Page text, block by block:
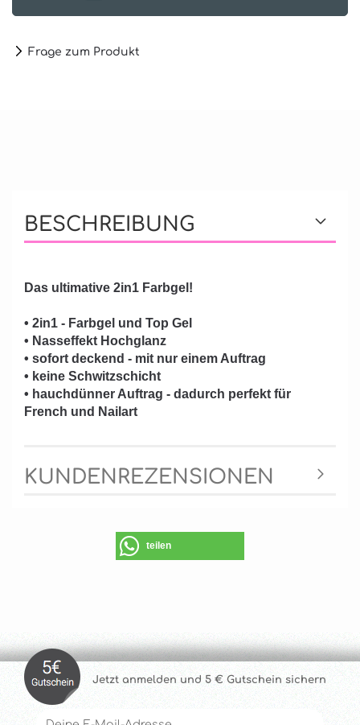
Frage zum Produkt
BESCHREIBUNG
Das ultimative 2in1 Farbgel!
• 2in1 - Farbgel und Top Gel
• Nasseffekt Hochglanz
• sofort deckend - mit nur einem Auftrag
• keine Schwitzschicht
• hauchdünner Auftrag - dadurch perfekt für
French und Nailart
KUNDENREZENSIONEN
teilen
Jetzt anmelden und 5 € Gutschein sichern